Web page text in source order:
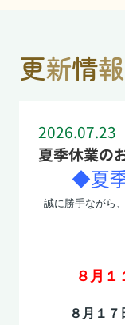
更新情報
2026.07.23
夏季休業の
◆夏
誠に勝手ながら
８月１
８月１７